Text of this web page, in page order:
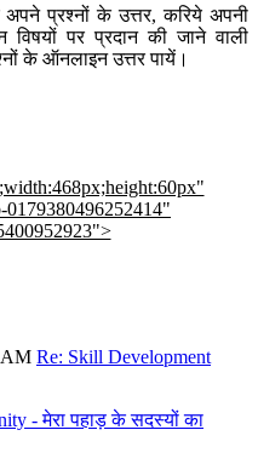
प्रश्नों के उत्तर, करिये अपनी
विषयों पर प्रदान की जाने वाली
के ऑनलाइन उत्तर पायें।
AM Re: Skill Development
- मेरा पहाड़ के सदस्यों का